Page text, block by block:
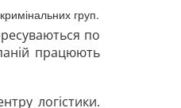
груп.
по
працюють
логістики.